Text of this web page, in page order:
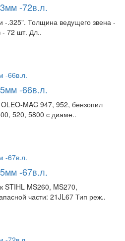
-72в.л.
-.325". Толщина ведущего звена -
- 72 шт. Дл..
-66в.л.
MAC 947, 952, бензопил
520, 5800 с диаме..
-67в.л.
STIHL MS260, MS270,
части: 21JL67 Тип реж..